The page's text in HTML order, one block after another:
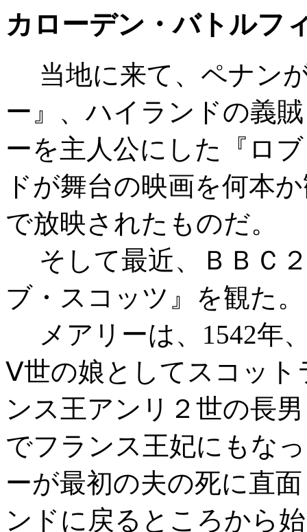
カローデン・バトルフ
当地に来て、ペナン
ー』、ハイランドの義
ーを主人公にした『ロ
ドが舞台の映画を何本
で放映されたものだ。
そして最近、ＢＢＣ
ブ・スコッツ』を観た。
メアリーは、1542年
Ⅴ世の娘としてスコット
ンス王アンリ２世の長
でフランス王妃にもな
ーが最初の夫の死に直
ンドに戻るところから